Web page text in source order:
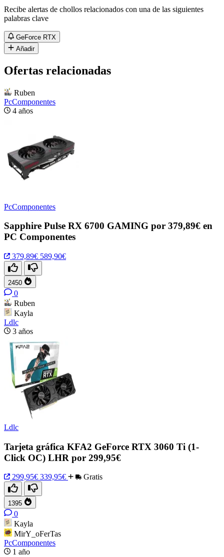
Recibe alertas de chollos relacionados con una de las siguientes
palabras clave
GeForce RTX
Añadir
Ofertas relacionadas
Ruben
PcComponentes
4 años
PcComponentes
Sapphire Pulse RX 6700 GAMING por 379,89€ en
PC Componentes
379,89€ 589,90€
2450
0
Ruben
Kayla
Ldlc
3 años
Ldlc
Tarjeta gráfica KFA2 GeForce RTX 3060 Ti (1-
Click OC) LHR por 299,95€
299,95€ 339,95€ Gratis
1395
0
Kayla
MirY_oFerTas
PcComponentes
1 año